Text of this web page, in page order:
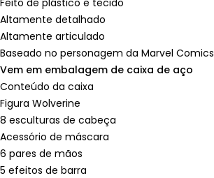
Feito de plástico e tecido
Altamente detalhado
Altamente articulado
Baseado no personagem da Marvel Comics
Vem em embalagem de caixa de aço
Conteúdo da caixa
Figura Wolverine
8 esculturas de cabeça
Acessório de máscara
6 pares de mãos
5 efeitos de barra